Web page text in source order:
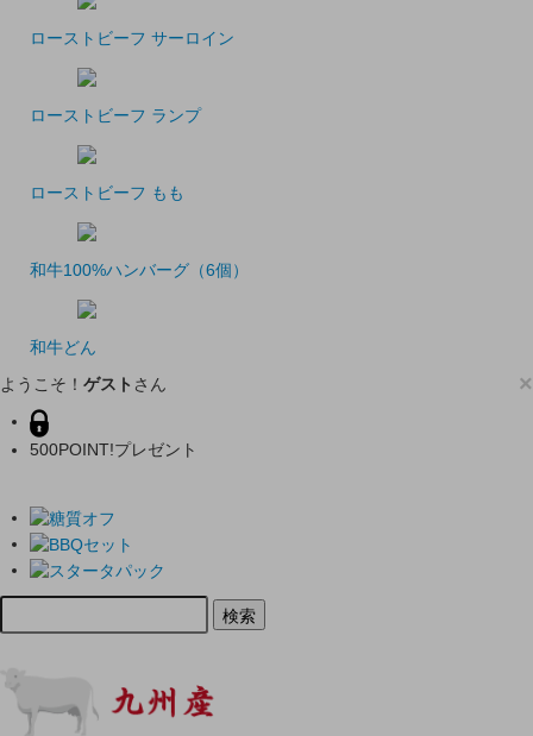
ローストビーフ サーロイン
ローストビーフ ランプ
ローストビーフ もも
和牛100%ハンバーグ（6個）
和牛どん
×
ようこそ！ ゲスト さん
500POINT!プレゼント